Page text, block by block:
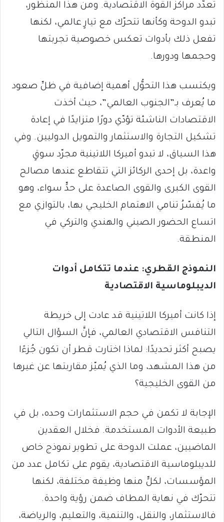
تعدُّد مراكز القوة الاقتصادية. ومن هذا المنظور،
تبدو الدوحة وكأنها تتحرّك مع تيارٍ عالمي، لكنها
تفعل ذلك بأدوات تعكس خصوصية تجربتها
وحجمها ودورها.
ويكتسب هذا التحوُّل أهمية إضافية في ظلِّ صعود
ما يُعرف بـ”الجنوب العالمي”، حيث أخذت
الاقتصادات الناشئة تؤدّي دورًا متزايدًا في إعادة
تشكيل التجارة والاستثمار والتمويل الدوليين. وفي
هذا السياق، لا تبدو أميركا اللاتينية مجرّد سوقٍ
واعدة، بل إحدى الركائز التي تتقاطع عندها مصالح
القوى الكبرى والقوى الصاعدة على حدٍّ سواء، وهو
ما يُفسّرُ تنامي الاهتمام الخليجي بها، بالتوازي مع
اتساع الحضور الصيني والهندي والتركي في
المنطقة.
النموذج القطري: عندما تتكامل أدوات
الديبلوماسية الاقتصادية
إذا كانت أميركا اللاتينية قد عادت إلى خريطة
التنافس الاقتصادي العالمي، فإنَّ السؤال التالي
يصبح أكثر تحديدًا: لماذا اختارت قطر أن تكون جُزءًا
من هذا المشهد، وما الذي يُميّز مقاربتها عن غيرها
من القوى الخليجية؟
الإجابة لا تكمن في حجم الاستثمارات وحده، بل في
طبيعة الأدوات المستخدمة. فخلال العقدين
الماضيين، عملت الدوحة على تطوير نموذج خاص
للديبلوماسية الاقتصادية، يقوم على تكامل عدد من
المؤسسات، لكلٍّ منها وظيفة مختلفة، لكنها
تتحرّك في نهاية المطاف ضمن رؤية واحدة.
فالاستثمار، والنقل، والتنمية، والتعليم، والرياضة،